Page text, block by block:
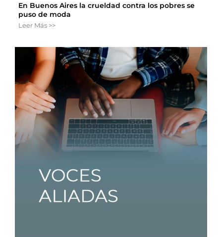
En Buenos Aires la crueldad contra los pobres se
puso de moda
Leer Más >>